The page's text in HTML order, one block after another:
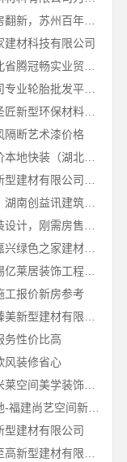
苏州市区专业家装服务报价老房翻新，苏州百年豪庭新材料有限公司
材科技有限公司
湖北省腾冠畅实业贸易有限公司专业轮胎批发平台解决方案
国内专业室内装修怎么样江西圣匠新型环保材料有限公司
隔断艺术漆价格
东西湖工期短房子装修透明报价本地快装（湖北）科技有限公司
长沙装饰多少钱一平工期保障，湖南创益讯建筑有限公司
本地知名房屋装修服务环保，嘉兴绿色之家建材科技有限公司绿色施工
滨湖公寓装修多少钱一平？无锡亿莱居装饰工程材料有限公司透明报价
工报价新房参考
务性价比高
风装修省心
襄阳设计装修轻奢风湖北百年米莱空间美学装饰材料有限公司
旧房室内家装自有工厂整体落地-福建尚艺空间新材料科技有限公司
型建材有限公司